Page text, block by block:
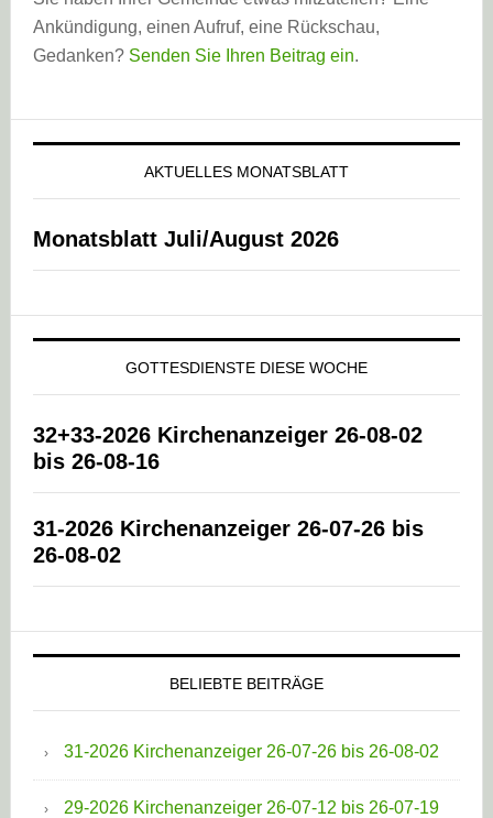
Ankündigung, einen Aufruf, eine Rückschau,
Gedanken? Senden Sie Ihren Beitrag ein.
AKTUELLES MONATSBLATT
Monatsblatt Juli/August 2026
GOTTESDIENSTE DIESE WOCHE
32+33-2026 Kirchenanzeiger 26-08-02
bis 26-08-16
31-2026 Kirchenanzeiger 26-07-26 bis
26-08-02
BELIEBTE BEITRÄGE
31-2026 Kirchenanzeiger 26-07-26 bis 26-08-02
29-2026 Kirchenanzeiger 26-07-12 bis 26-07-19